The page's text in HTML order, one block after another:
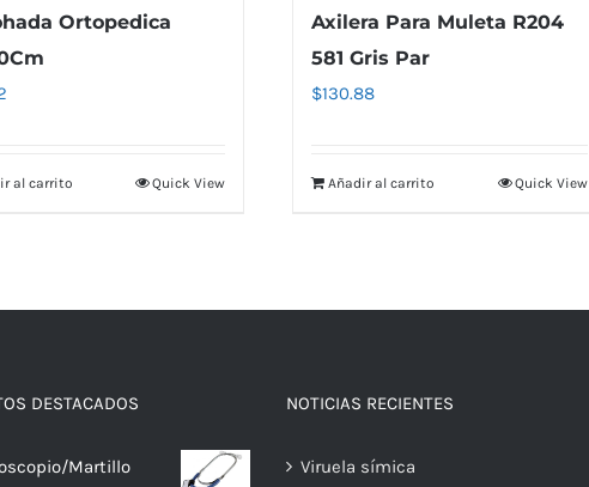
Ortopedica
al carrito Quick View
Axilera Para Muleta R204
581 Gris Par
$130.88
Añadir al carrito Quick View
DESTACADOS
Martillo
NOTICIAS RECIENTES
Viruela símica